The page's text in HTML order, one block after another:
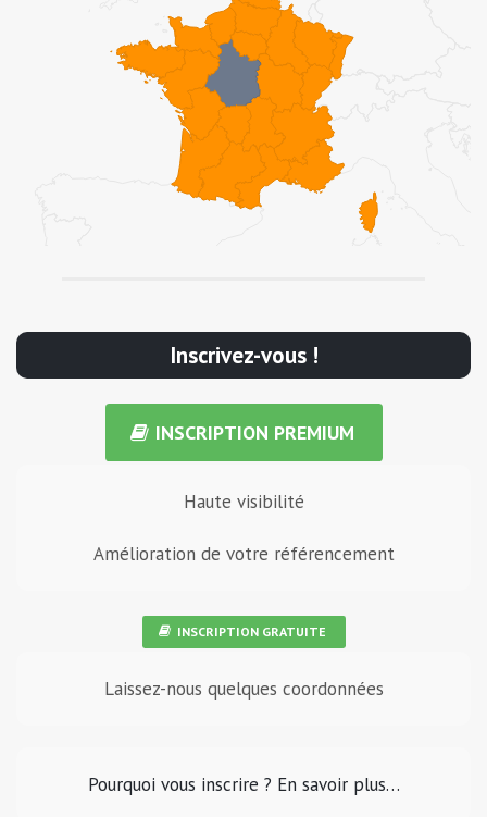
Inscrivez-vous !
INSCRIPTION PREMIUM
Haute visibilité
Amélioration de votre référencement
INSCRIPTION GRATUITE
Laissez-nous quelques coordonnées
Pourquoi vous inscrire ? En savoir plus…